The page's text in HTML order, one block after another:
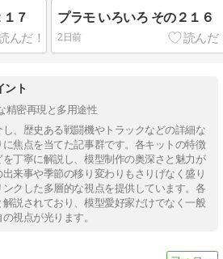
７ プラモ いろいろ その２１６
2日前
ント
精密再現と多用途性
、歴史ある戦闘機やトラックなどの詳細な
焦点を当てた記事群です。各キットの特徴
丁寧に解説し、模型制作の奥深さと魅力が
来事や季節の移り変わりもさりげなく盛り
クした多層的な視点を提供しています。各
説されており、模型愛好家だけでなく一般
視点が光ります。